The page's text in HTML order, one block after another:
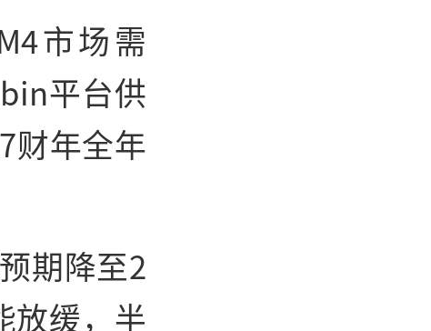
市场需
平台供
财年全年
期降至2
放缓，半